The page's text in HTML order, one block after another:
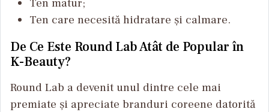
Ten care necesită hidratare și calmare.
De Ce Este Round Lab Atât de Popular în
K-Beauty?
Round Lab a devenit unul dintre cele mai
premiate și apreciate branduri coreene datorită